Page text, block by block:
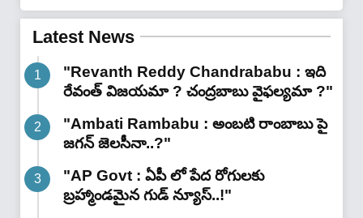
రాజ్ నాథ్ సింగ్..!"
Latest News
"Revanth Reddy Chandrababu : ఇది
రేవంత్ విజయమా ? చంద్రబాబు వైఫల్యమా ?"
"Ambati Rambabu : అంబటి రాంబాబు పై
జగన్ జెలసీనా..?"
"AP Govt : ఏపీ లో పేద రోగులకు
బ్రహ్మాండమైన గుడ్ న్యూస్..!"